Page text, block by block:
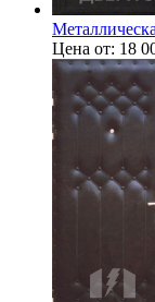
Цена от: 18